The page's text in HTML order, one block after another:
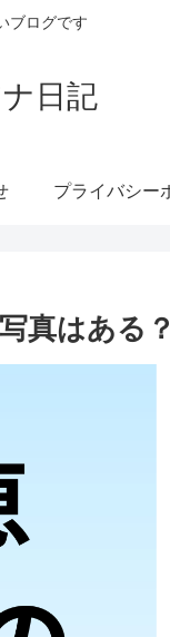
ブログです
日記
真はある？